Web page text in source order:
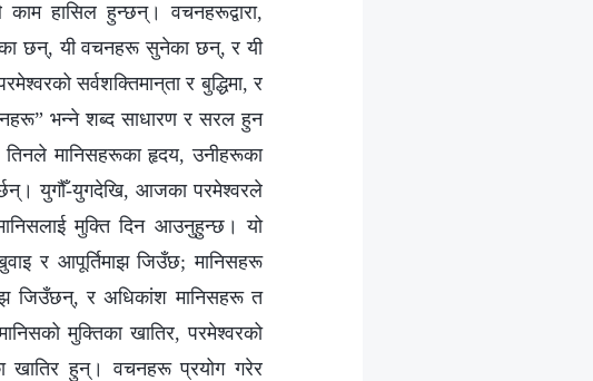
हासिल हुन्छन्। वचनहरूद्वारा,
छन्, यी वचनहरू सुनेका छन्, र यी
सर्वशक्तिमान्‌ता र बुद्धिमा, र
भन्‍ने शब्द साधारण र सरल हुन
तिनले मानिसहरूका हृदय, उनीहरूका
युगौँ-युगदेखि, आजका परमेश्‍वरले
मुक्ति दिन आउनुहुन्छ। यो
र आपूर्तिमाझ जिउँछ; मानिसहरू
जिउँछन्, र अधिकांश मानिसहरू त
मुक्तिका खातिर, परमेश्‍वरको
खातिर हुन्। वचनहरू प्रयोग गरेर